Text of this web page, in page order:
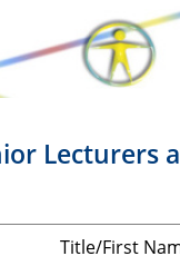
Lecturers
Title/First